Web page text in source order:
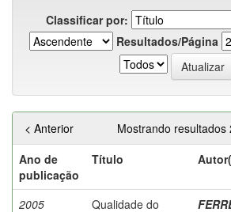
Classificar por:
Resultados/Página
Mostrando resultados
< Anterior
Ano de
publicação
Título
2005
Qualidade do